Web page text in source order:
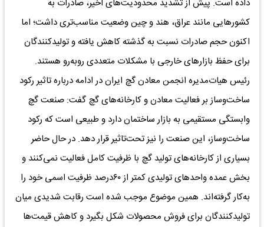
داده است. پیش از تشدید محدودیت‌های اخیر، صادرات به
کشورهایی مانند عراق، هند و چین وضعیت مناسب‌تری داشت؛ اما
اکنون حجم صادرات نسبت به گذشته کاهش یافته و تولیدکنندگان
برای حفظ بازارهای خارجی با مشکلات متعددی روبه‌رو هستند.
رئیس هیات‌مدیره انجمن معادن گچ ایران در ادامه درباره تاثیر رکود
ساخت‌وساز بر فعالیت معادن و کارخانه‌های گچ گفت: صنعت گچ
وابستگی مستقیمی به بازار ساختمان دارد و طبیعی است که رکود
ساخت‌وساز، این صنعت را نیز تحت‌تاثیر قرار دهد. در حال حاضر
بسیاری از کارخانه‌های تولید گچ با ظرفیت کامل فعالیت نمی‌کنند و
بخش عمده واحدهای تولیدی کمتر از ۶۰درصد ظرفیت اسمی خود را
به‌کار گرفته‌اند. همین موضوع موجب شده است رقابت شدیدی میان
تولیدکنندگان برای فروش محصولات شکل بگیرد و کاهش قیمت‌ها